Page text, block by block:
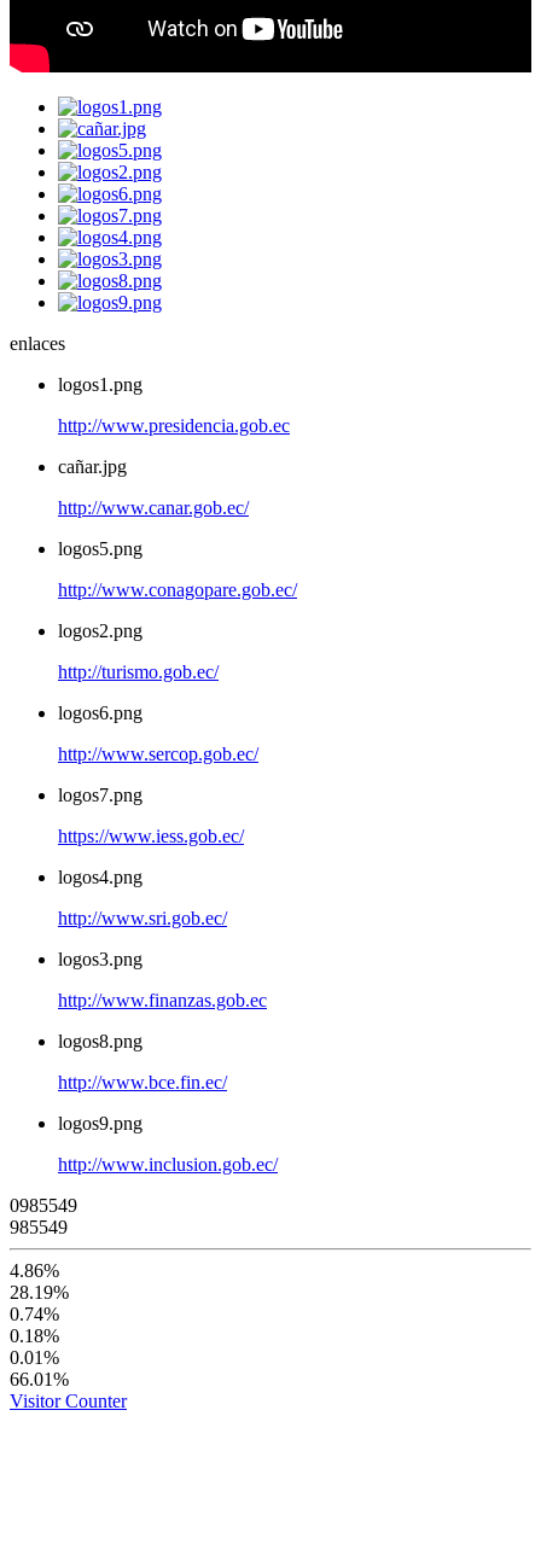
enlaces
logos1.png
http://www.presidencia.gob.ec
cañar.jpg
http://www.canar.gob.ec/
logos5.png
http://www.conagopare.gob.ec/
logos2.png
http://turismo.gob.ec/
logos6.png
http://www.sercop.gob.ec/
logos7.png
https://www.iess.gob.ec/
logos4.png
http://www.sri.gob.ec/
logos3.png
http://www.finanzas.gob.ec
logos8.png
http://www.bce.fin.ec/
logos9.png
http://www.inclusion.gob.ec/
0985549
985549
4.86%
28.19%
0.74%
0.18%
0.01%
66.01%
Visitor Counter